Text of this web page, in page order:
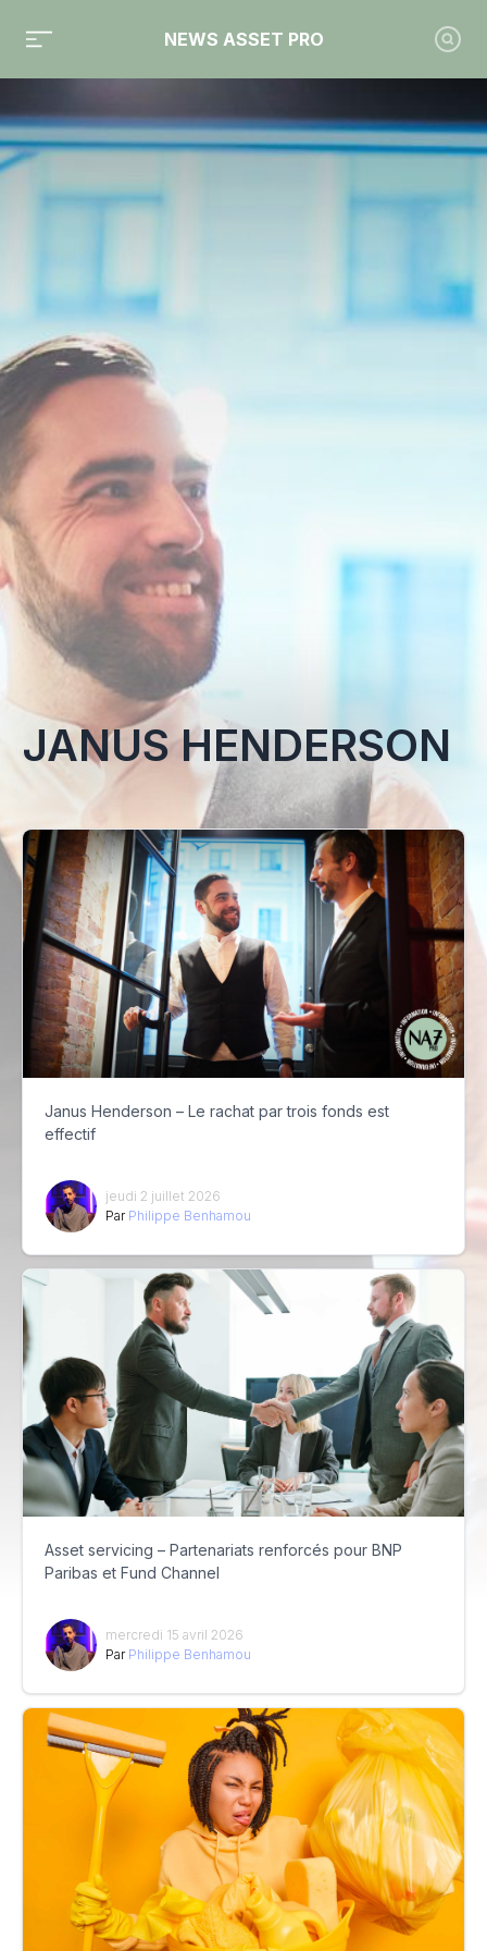
NEWS ASSET PRO
Toute l'actualité sur le tag "Janus Henderson"
JANUS HENDERSON
Janus Henderson – Le rachat par trois fonds est
effectif
jeudi 2 juillet 2026
Par Philippe Benhamou
Asset servicing – Partenariats renforcés pour BNP
Paribas et Fund Channel
mercredi 15 avril 2026
Par Philippe Benhamou